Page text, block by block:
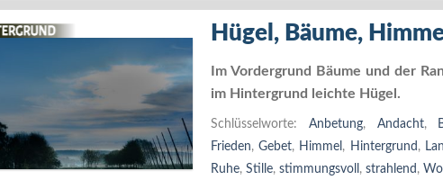
Hügel, Bäume,
Im Vordergrund Bäume und der
im Hintergrund leichte Hügel.
Schlüsselworte: Anbetung, Andacht,
Frieden,Gebet, Himmel , Hintergrund ,
Ruhe, Stille, stimmungsvoll , strahlend ,